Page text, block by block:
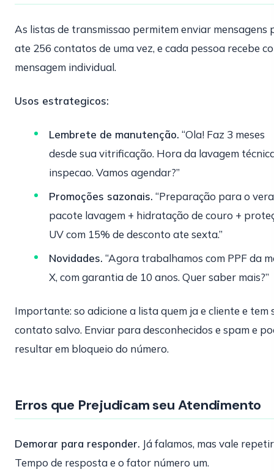
As listas de transmissao permitem enviar mensagens
ate 256 contatos de uma vez, e cada pessoa recebe
mensagem individual.
Usos estrategicos:
Lembrete de manutenção. “Ola! Faz 3 meses
desde sua vitrificação. Hora da lavagem
inspecao. Vamos agendar?”
Promoções sazonais. “Preparação para o
pacote lavagem + hidratação de couro +
UV com 15% de desconto ate sexta.”
Novidades. “Agora trabalhamos com PPF da
X, com garantia de 10 anos. Quer saber mais?”
Importante: so adicione a lista quem ja e cliente e tem
contato salvo. Enviar para desconhecidos e spam e
resultar em bloqueio do número.
Erros que Prejudicam seu Atendimento
Demorar para responder. Já falamos, mas vale
Tempo de resposta e o fator número um.